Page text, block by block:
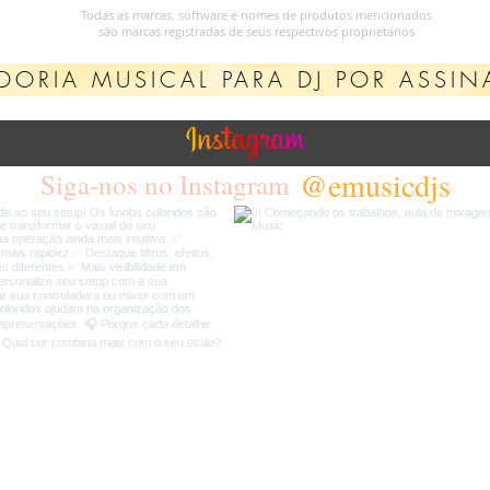
Todas as marcas, software e nomes de produtos mencionados
são marcas registradas de seus respectivos proprietários
MUSICAL PARA DJ POR
Siga-nos no Instagram @emusicdjs